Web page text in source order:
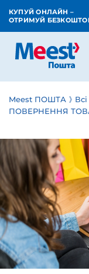
КУПУЙ ОНЛАЙН –
ОТРИМУЙ
Meest ПОШТА
ПОВЕРНЕННЯ